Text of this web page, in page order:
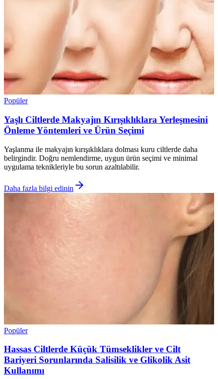
Popüler
Yaşlı Ciltlerde Makyajın Kırışıklıklara Yerleşmesini
Önleme Yöntemleri ve Ürün Seçimi
Yaşlanma ile makyajın kırışıklıklara dolması kuru ciltlerde daha
belirgindir. Doğru nemlendirme, uygun ürün seçimi ve minimal
uygulama teknikleriyle bu sorun azaltılabilir.
Daha fazla bilgi edinin
Popüler
Hassas Ciltlerde Küçük Tümseklikler ve Cilt
Bariyeri Sorunlarında Salisilik ve Glikolik Asit
Kullanımı